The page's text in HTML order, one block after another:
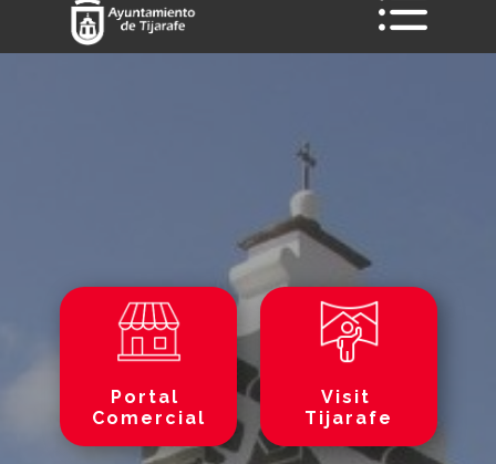
Portal
Comercial
Visit
Tijarafe